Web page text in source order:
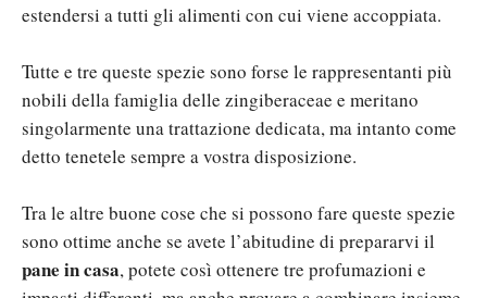
estendersi a tutti gli alimenti con cui viene accoppiata.
Tutte e tre queste spezie sono forse le rappresentanti più
nobili della famiglia delle zingiberaceae e meritano
singolarmente una trattazione dedicata, ma intanto come
detto tenetele sempre a vostra disposizione.
Tra le altre buone cose che si possono fare queste spezie
sono ottime anche se avete l’abitudine di prepararvi il
pane in casa, potete così ottenere tre profumazioni e